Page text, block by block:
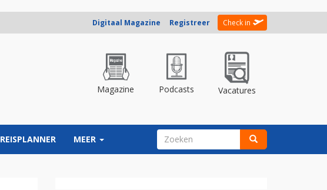
Digitaal Magazine Registreer Check in
Magazine Podcasts Vacatures
REISPLANNER MEER ZOEKVELD